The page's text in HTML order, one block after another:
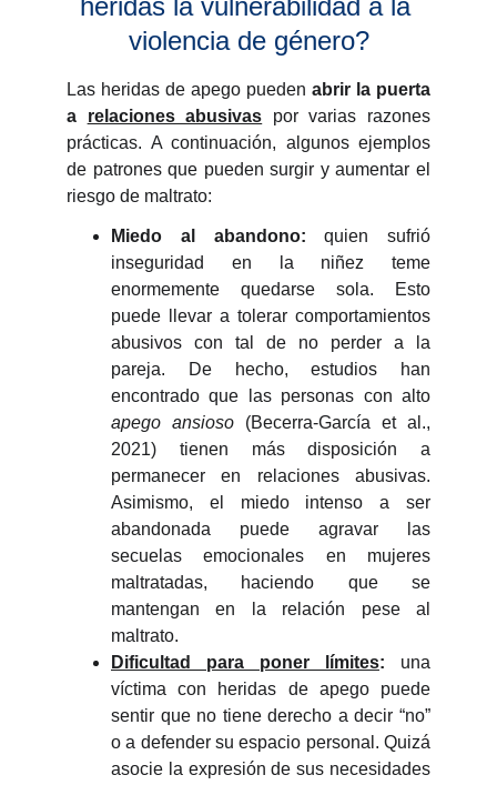
heridas la vulnerabilidad a la
violencia de género?
Las heridas de apego pueden abrir la puerta
a relaciones abusivas por varias razones
prácticas. A continuación, algunos ejemplos
de patrones que pueden surgir y aumentar el
riesgo de maltrato:
Miedo al abandono: quien sufrió
inseguridad en la niñez teme
enormemente quedarse sola. Esto
puede llevar a tolerar comportamientos
abusivos con tal de no perder a la
pareja. De hecho, estudios han
encontrado que las personas con alto
apego ansioso (Becerra-García et al.,
2021) tienen más disposición a
permanecer en relaciones abusivas.
Asimismo, el miedo intenso a ser
abandonada puede agravar las
secuelas emocionales en mujeres
maltratadas, haciendo que se
mantengan en la relación pese al
maltrato.
Dificultad para poner límites: una
víctima con heridas de apego puede
sentir que no tiene derecho a decir “no”
o a defender su espacio personal. Quizá
asocie la expresión de sus necesidades